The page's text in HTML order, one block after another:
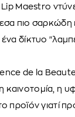
Maestro
πιο σαρκώδη
δίκτυο
de la
η
γιατί